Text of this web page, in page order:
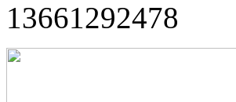
13661292478